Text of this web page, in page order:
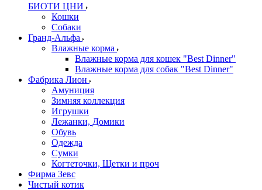
БИОТИ ЦНИ
Кошки
Собаки
Гранд-Альфа
Влажные корма
Влажные корма для кошек "Best Dinner"
Влажные корма для собак "Best Dinner"
Фабрика Лион
Амуниция
Зимняя коллекция
Игрушки
Лежанки, Домики
Обувь
Одежда
Сумки
Когтеточки, Щетки и проч
Фирма Зевс
Чистый котик